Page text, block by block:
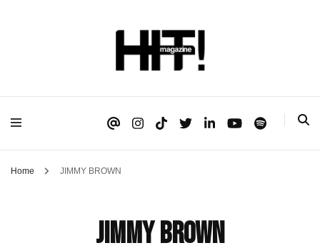
HIT!Magazine
Home JIMMY BROWN
JIMMY BROWN